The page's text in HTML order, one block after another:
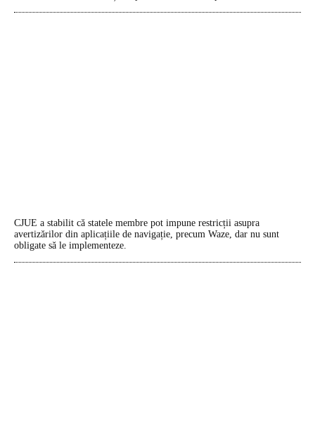
CJUE a stabilit că statele membre pot impune restricții asupra
avertizărilor din aplicațiile de navigație, precum Waze, dar nu sunt
obligate să le implementeze.